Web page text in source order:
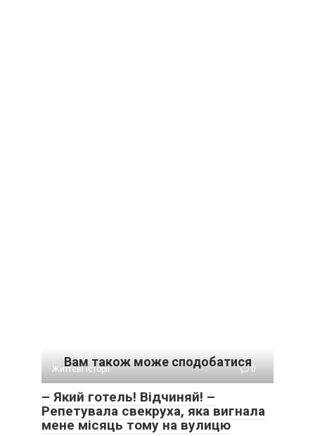
Вам також може сподобатися
Життєві історії 0
– Який готель! Відчиняй! –
Репетувала свекруха, яка вигнала
мене місяць тому на вулицю